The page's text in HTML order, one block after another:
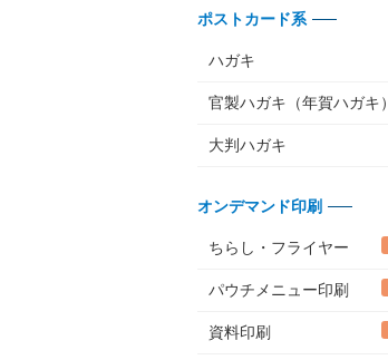
ポストカード系
ハガキ
官製ハガキ（年賀ハガキ）
大判ハガキ
オンデマンド印刷
ちらし・フライヤー
パウチメニュー印刷
資料印刷